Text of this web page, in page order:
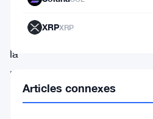
Thorchain,
la
plateforme
derrière
XRPXRP
Articles connexes